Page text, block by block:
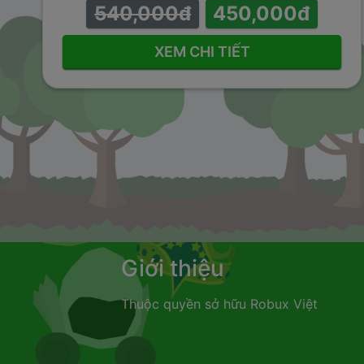
540,000đ 450,000đ
XEM CHI TIẾT
Giới thiệu
Thuộc quyền sở hữu Robux Việt